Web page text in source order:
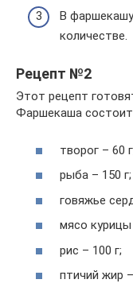
В
количестве.
Рецепт №2
Этот рецепт
Фаршекаша
творог – 60
рыба – 150 г;
говяжье
мясо курицы
рис – 100 г;
птичий жир